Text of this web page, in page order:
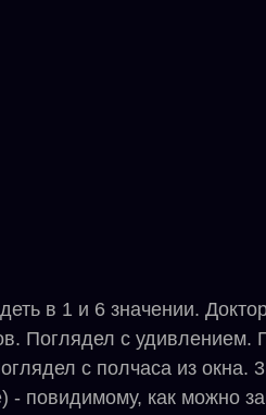
в 1 и 6 значении.
Поглядел с удивлением.
с полчаса из окна.
- повидимому, как можно